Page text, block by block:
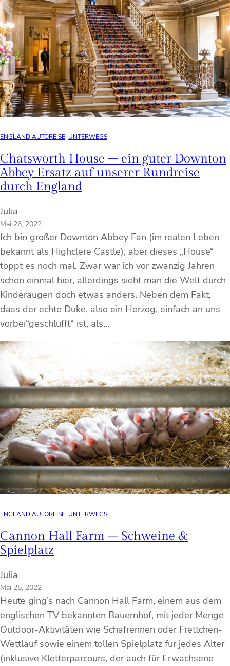
ENGLAND AUTOREISE, UNTERWEGS
Chatsworth House – ein guter Downton
Abbey Ersatz auf unserer Rundreise
durch England
Julia
Mai 26, 2022
Ich bin großer Downton Abbey Fan (im realen Leben
bekannt als Highclere Castle), aber dieses „House“
toppt es noch mal. Zwar war ich vor zwanzig Jahren
schon einmal hier, allerdings sieht man die Welt durch
Kinderaugen doch etwas anders. Neben dem Fakt,
dass der echte Duke, also ein Herzog, einfach an uns
vorbei“geschlufft“ ist, als…
ENGLAND AUTOREISE, UNTERWEGS
Cannon Hall Farm – Schweine &
Spielplatz
Julia
Mai 25, 2022
Heute ging’s nach Cannon Hall Farm, einem aus dem
englischen TV bekannten Bauernhof, mit jeder Menge
Outdoor-Aktivitäten wie Schafrennen oder Frettchen-
Wettlauf sowie einem tollen Spielplatz für jedes Alter
(inklusive Kletterparcours, der auch für Erwachsene